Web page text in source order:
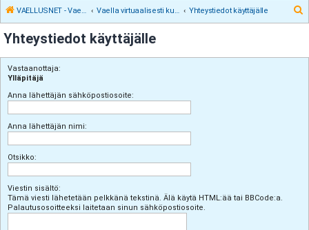
VAELLUSNET - Vaellusturinat II Vaella virtuaalisesti kunnes pääset oikeasti Yhteystiedot käyttäjälle
i
Yhteystiedot käyttäjälle
Vastaanottaja:
Ylläpitäjä
Anna lähettäjän sähköpostiosoite:
Anna lähettäjän nimi:
Otsikko:
Viestin sisältö:
Tämä viesti lähetetään pelkkänä tekstinä. Älä käytä HTML:ää tai BBCode:a.
Palautusosoitteeksi laitetaan sinun sähköpostiosoite.